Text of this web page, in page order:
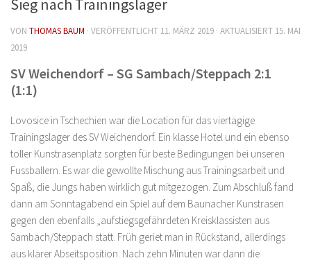
Sieg nach Trainingslager
VON THOMAS BAUM · VERÖFFENTLICHT 11. MÄRZ 2019 · AKTUALISIERT 15. MAI
2019
SV Weichendorf – SG Sambach/Steppach 2:1
(1:1)
Lovosice in Tschechien war die Location für das viertägige
Trainingslager des SV Weichendorf. Ein klasse Hotel und ein ebenso
toller Kunstrasenplatz sorgten für beste Bedingungen bei unseren
Fussballern. Es war die gewollte Mischung aus Trainingsarbeit und
Spaß, die Jungs haben wirklich gut mitgezogen. Zum Abschluß fand
dann am Sonntagabend ein Spiel auf dem Baunacher Kunstrasen
gegen den ebenfalls „aufstiegsgefährdeten Kreisklassisten aus
Sambach/Steppach statt. Früh geriet man in Rückstand, allerdings
aus klarer Abseitsposition. Nach zehn Minuten war dann die